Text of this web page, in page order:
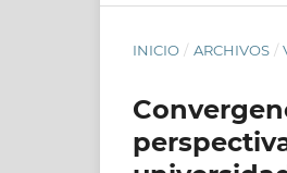
INICIO / ARCHIVOS /